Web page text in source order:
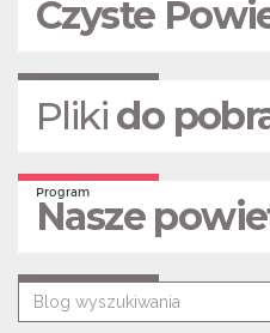
Czyste
Pliki do
Program
Nasze